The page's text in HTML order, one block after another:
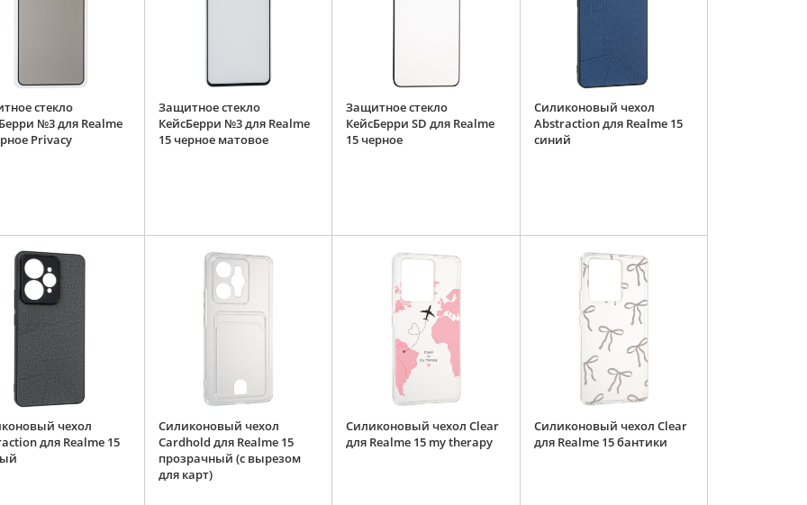
стекло
№3 для Realme
Privacy
Защитное стекло
КейсБерри №3 для Realme
15 черное матовое
Защитное стекло
КейсБерри SD для Realme
15 черное
Силиконовый чехол
Abstraction для Realme 15
синий
чехол
для Realme 15
Силиконовый чехол
Cardhold для Realme 15
прозрачный (с вырезом
для карт)
Силиконовый чехол Clear
для Realme 15 my therapy
Силиконовый чехол Clear
для Realme 15 бантики